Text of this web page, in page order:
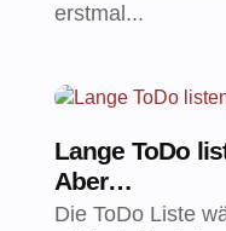
erstmal...
Lange ToDo
Aber…
Die ToDo Liste